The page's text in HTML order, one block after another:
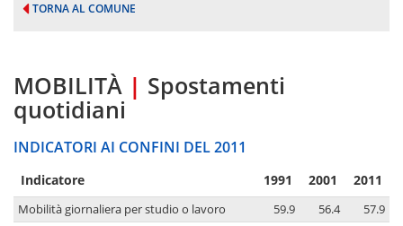
TORNA AL COMUNE
MOBILITÀ | Spostamenti
quotidiani
INDICATORI AI CONFINI DEL 2011
Indicatore 1991 2001 2011
Mobilità giornaliera per studio o lavoro 59.9 56.4
57.9